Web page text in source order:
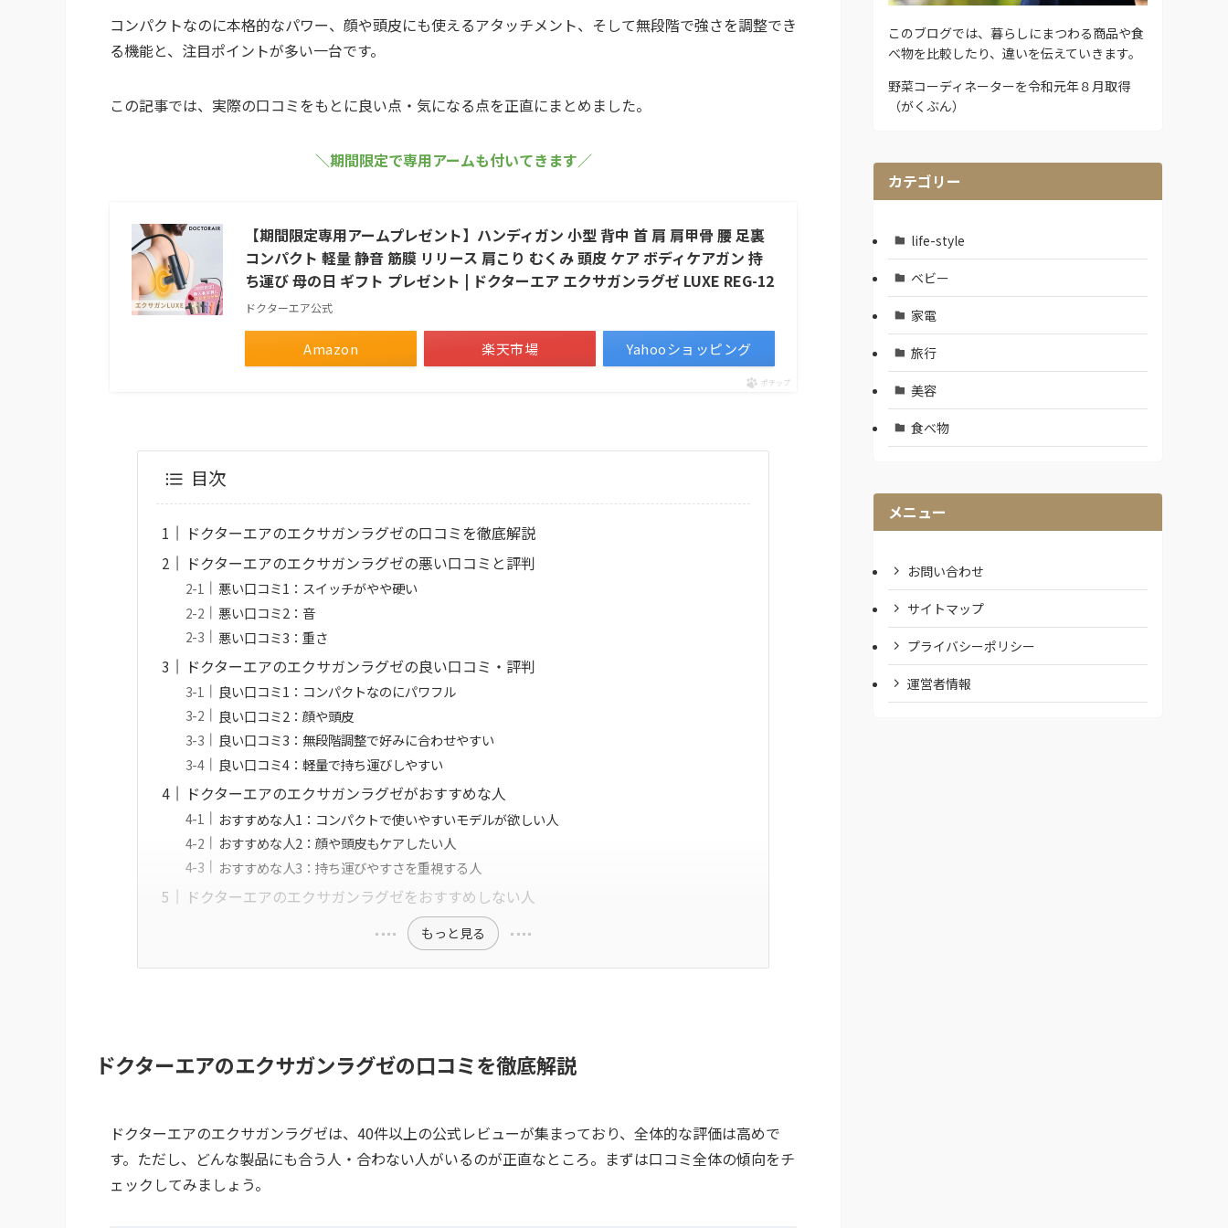
コンパクトなのに本格的なパワー、顔や頭皮にも使えるアタッチメント、そして無段階で強さを調整でき
る機能と、注目ポイントが多い一台です。
この記事では、実際の口コミをもとに良い点・気になる点を正直にまとめました。
＼期間限定で専用アームも付いてきます／
【期間限定専用アームプレゼント】ハンディガン 小型 背中 首 肩 肩甲骨 腰 足裏
コンパクト 軽量 静音 筋膜 リリース 肩こり むくみ 頭皮 ケア ボディケアガン 持
ち運び 母の日 ギフト プレゼント | ドクターエア エクサガンラグゼ LUXE REG-12
ドクターエア公式
Amazon 楽天市場 Yahooショッピング
ポチップ
目次
ドクターエアのエクサガンラグゼの口コミを徹底解説
ドクターエアのエクサガンラグゼの悪い口コミと評判
悪い口コミ1：スイッチがやや硬い
悪い口コミ2：音
悪い口コミ3：重さ
ドクターエアのエクサガンラグゼの良い口コミ・評判
良い口コミ1：コンパクトなのにパワフル
良い口コミ2：顔や頭皮
良い口コミ3：無段階調整で好みに合わせやすい
良い口コミ4：軽量で持ち運びしやすい
ドクターエアのエクサガンラグゼがおすすめな人
おすすめな人1：コンパクトで使いやすいモデルが欲しい人
おすすめな人2：顔や頭皮もケアしたい人
おすすめな人3：持ち運びやすさを重視する人
ドクターエアのエクサガンラグゼをおすすめしない人
もっと見る
ドクターエアのエクサガンラグゼの口コミを徹底解説
ドクターエアのエクサガンラグゼは、40件以上の公式レビューが集まっており、全体的な評価は高めで
す。ただし、どんな製品にも合う人・合わない人がいるのが正直なところ。まずは口コミ全体の傾向をチ
ェックしてみましょう。
このブログでは、暮らしにまつわる商品や食
べ物を比較したり、違いを伝えていきます。
野菜コーディネーターを令和元年８月取得
（がくぶん）
カテゴリー
life-style
ベビー
家電
旅行
美容
食べ物
メニュー
お問い合わせ
サイトマップ
プライバシーポリシー
運営者情報